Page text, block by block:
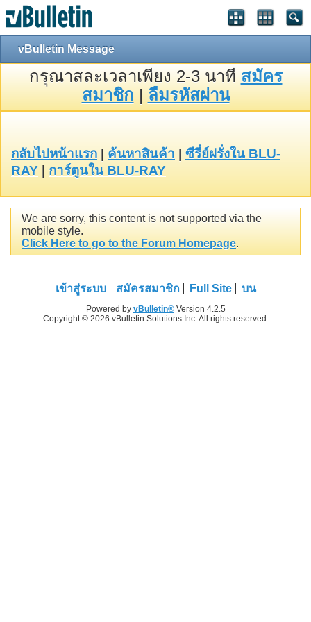
vBulletin Message
กรุณาสละเวลาเพียง 2-3 นาที สมัคร
สมาชิก | ลืมรหัสผ่าน
กลับไปหน้าแรก ค้นหาสินค้า
ซีรี่ย์ฝรั่งใน BLU-
RAY
การ์ตูนใน BLU-RAY
We are sorry, this content is not supported via the
mobile style.
Click Here to go to the Forum Homepage.
เข้าสู่ระบบ สมัครสมาชิก Full Site บน
Powered by vBulletin®Version 4.2.5
Copyright © 2026 vBulletin Solutions Inc. All rights reserved.